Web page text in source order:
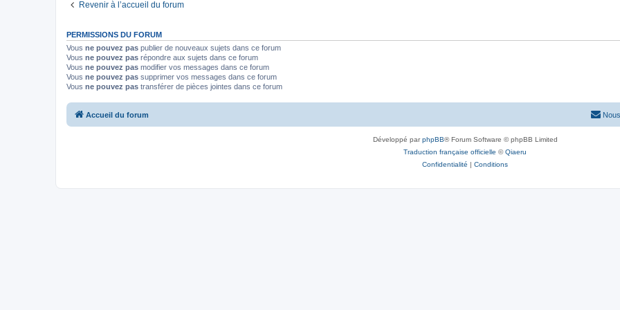
s
Revenir à l’accueil du forum
PERMISSIONS DU FORUM
Vous ne pouvez pas publier de nouveaux sujets dans ce forum
Vous ne pouvez pas répondre aux sujets dans ce forum
Vous ne pouvez pas modifier vos messages dans ce forum
Vous ne pouvez pas supprimer vos messages dans ce forum
Vous ne pouvez pas transférer de pièces jointes dans ce forum
Accueil du forum
Développé parphpBB® Forum Software © phpBB Limited
Traduction française officielle ©Qiaeru
Confidentialité | Conditions